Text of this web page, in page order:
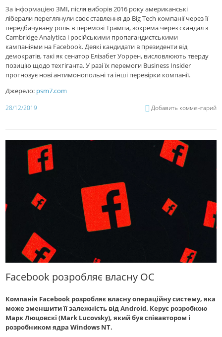
За інформацією ЗМІ, після виборів 2016 року американські
ліберали переглянули своє ставлення до Big Tech компанії через її
передбачувану роль в перемозі Трампа, зокрема через скандал з
Cambridge Analytica і російськими пропагандистськими
кампаніями на Facebook. Деякі кандидати в президенти від
демократів, такі як сенатор Елізабет Уоррен, висловлюють тверду
позицію щодо техгіганта. У разі їх перемоги Business Insider
прогнозує нові антимонопольні та інші перевірки компанії.
Джерело: psm7.com
28/12/2019 Добавить комментарий
Facebook розробляє власну ОС
Компанія Facebook розробляє власну операційну систему, яка
може зменшити її залежність від Android. Керує розробкою
Марк Люцовскі (Mark Lucovsky), який був співавтором і
розробником ядра Windows NT.